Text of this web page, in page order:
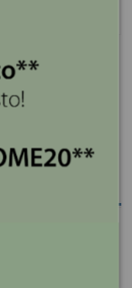
mentre si
Pecora.
in francese